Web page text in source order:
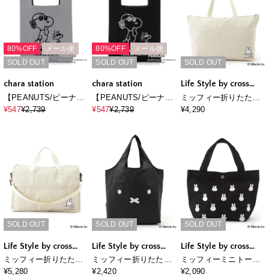
80%OFF
メール便
SOLD OUT
chara station
【PEANUTS/ピーナッ
ツ】スヌーピー&ウッ
¥547¥2,739
80%OFF
メール便
SOLD OUT
chara station
【PEANUTS/ピーナッ
ツ】スヌーピー&ウッ
¥547¥2,739
SOLD OUT
Life Style by cross
marche
ミッフィー折りたたみ
トートバッグ
¥4,290
SOLD OUT
Life Style by cross
marche
ミッフィー折りたたみ
ボストンバッグ
¥5,280
SOLD OUT
Life Style by cross
marche
ミッフィー折りたたみ
保冷＆保温エコバッグ
¥2,420
SOLD OUT
Life Style by cross
marche
ミッフィーミニトート
バッグ
¥2,090